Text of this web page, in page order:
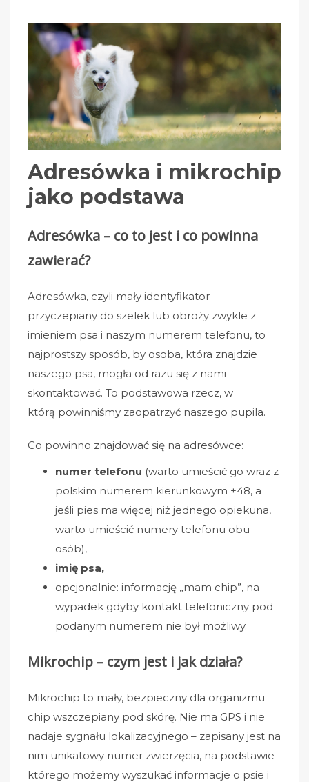
Adresówka i mikrochip
jako podstawa
Adresówka – co to jest i co powinna
zawierać?
Adresówka, czyli mały identyfikator
przyczepiany do szelek lub obroży zwykle z
imieniem psa i naszym numerem telefonu, to
najprostszy sposób, by osoba, która znajdzie
naszego psa, mogła od razu się z nami
skontaktować. To podstawowa rzecz, w
którą powinniśmy zaopatrzyć naszego pupila.
Co powinno znajdować się na adresówce:
numer telefonu (warto umieścić go wraz z
polskim numerem kierunkowym +48, a
jeśli pies ma więcej niż jednego opiekuna,
warto umieścić numery telefonu obu
osób),
imię psa,
opcjonalnie: informację „mam chip”, na
wypadek gdyby kontakt telefoniczny pod
podanym numerem nie był możliwy.
Mikrochip – czym jest i jak działa?
Mikrochip to mały, bezpieczny dla organizmu
chip wszczepiany pod skórę. Nie ma GPS i nie
nadaje sygnału lokalizacyjnego – zapisany jest na
nim unikatowy numer zwierzęcia, na podstawie
którego możemy wyszukać informacje o psie i